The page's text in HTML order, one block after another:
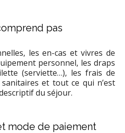
pas
les en-cas et vivres de
personnel, les draps
(serviette…), les frais de
et tout ce qui n’est
du séjour.
mode de paiement